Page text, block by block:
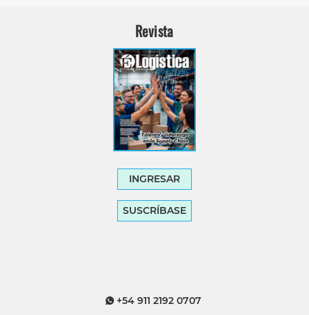
Revista
INGRESAR
SUSCRÍBASE
+54 911 2192 0707